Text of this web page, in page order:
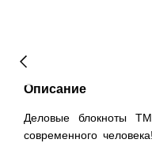
Описание
Деловые блокноты
современного